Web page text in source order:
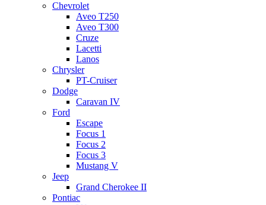
Chevrolet
Aveo Т250
Aveo T300
Cruze
Lacetti
Lanos
Chrysler
PT-Cruiser
Dodge
Caravan IV
Ford
Escape
Focus 1
Focus 2
Focus 3
Mustang V
Jeep
Grand Cherokee II
Pontiac